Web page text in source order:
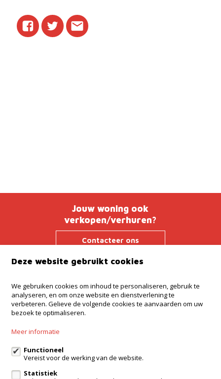
Jouw woning ook
verkopen/verhuren?
Contacteer ons
Kantoor Ninove
Onderwijslaan 45, 9400 Ninove
Kantoor Dilbeek
Kantoor Kampenhout
Zeypestraat 52B, Kampenhout
Deze website gebruikt cookies
We gebruiken cookies om inhoud te personaliseren, gebruik te
analyseren, en om onze website en dienstverlening te
verbeteren. Gelieve de volgende cookies te aanvaarden om uw
bezoek te optimaliseren.
Meer informatie
Functioneel
Vereist voor de werking van de website.
Statistiek